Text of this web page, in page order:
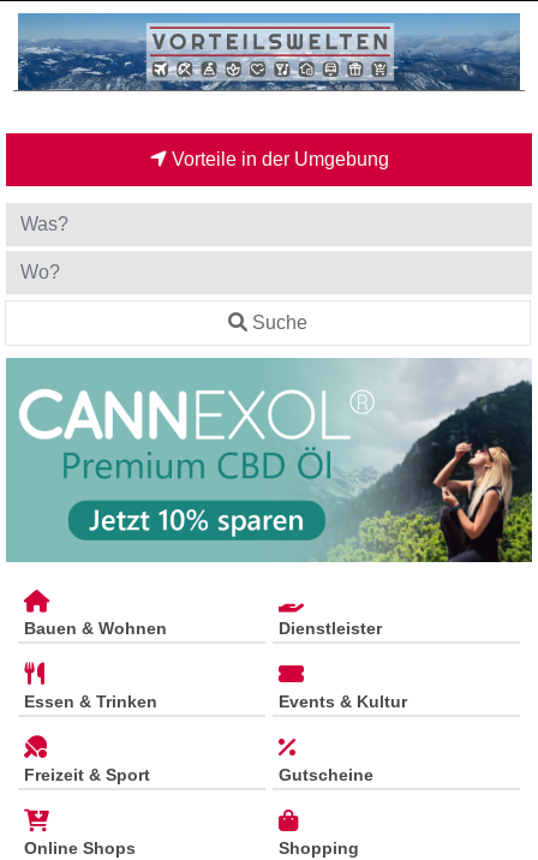
Vorteile in der Umgebung
Suche
Bauen & Wohnen Dienstleister
Essen & Trinken Events & Kultur
Freizeit & Sport Gutscheine
Online Shops Shopping